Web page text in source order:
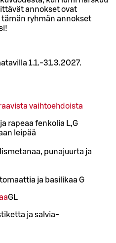
annokset ovat
ryhmän annokset
1.1.-31.3.2027.
vaihtoehdoista
rapeaa fenkolia L,G
leipää
punajuurta ja
ja basilikaa G
GL
ja salvia-